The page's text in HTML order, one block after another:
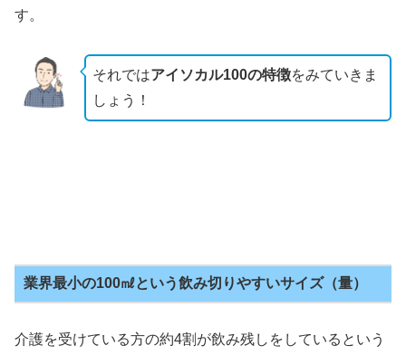
す。
それではアイソカル100の特徴をみていきま
しょう！
業界最小の100㎖という飲み切りやすいサイズ（量）
介護を受けている方の約4割が飲み残しをしているという